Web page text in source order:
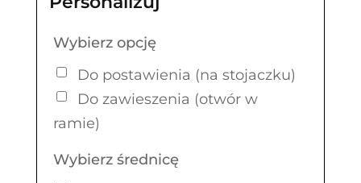
Wybierz opcję
Do postawienia (na stojaczku)
Do zawieszenia (otwór w
ramie)
Wybierz średnicę